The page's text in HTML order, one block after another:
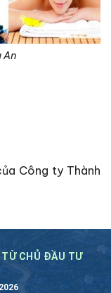
An
Công ty Thành
TỪ CHỦ ĐẦU TƯ